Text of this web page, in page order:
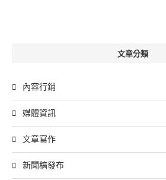
文章分類
內容行銷
媒體資訊
文章寫作
新聞稿發布